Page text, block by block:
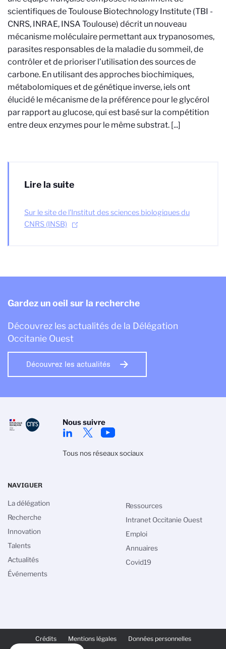
scientifiques de Toulouse Biotechnology Institute (TBI -
CNRS, INRAE, INSA Toulouse) décrit un nouveau
mécanisme moléculaire permettant aux trypanosomes,
parasites responsables de la maladie du sommeil, de
contrôler et de prioriser l’utilisation des sources de
carbone. En utilisant des approches biochimiques,
métabolomiques et de génétique inverse, iels ont
élucidé le mécanisme de la préférence pour le glycérol
par rapport au glucose, qui est basé sur la compétition
entre deux enzymes pour le même substrat. [...]
Lire la suite
Sur le site de l'Institut des sciences biologiques du
CNRS (INSB)
Gardez un oeil sur la recherche
Découvrez les actualités de la Délégation
Occitanie Ouest
Découvrez les actualités
Nous suivre
Tous nos réseaux sociaux
PAGE
Crédits Mentions légales Données personnelles
NAVIGUER
La délégation
Recherche
Innovation
Talents
Actualités
Événements
Ressources
Intranet Occitanie Ouest
Emploi
Annuaires
Covid19